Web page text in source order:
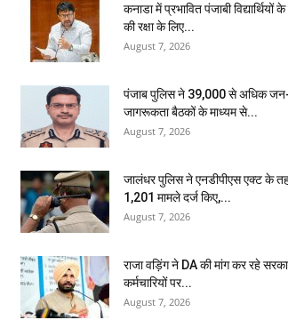
कनाडा में प्रभावित पंजाबी विद्यार्थियों के
की रक्षा के लिए...
August 7, 2026
पंजाब पुलिस ने 39,000 से अधिक
जागरूकता बैठकों के माध्यम से...
August 7, 2026
जालंधर पुलिस ने एनडीपीएस एक्ट के
1,201 मामले दर्ज किए,...
August 7, 2026
राजा वड़िंग ने DA की मांग कर रहे
कर्मचारियों पर...
August 7, 2026